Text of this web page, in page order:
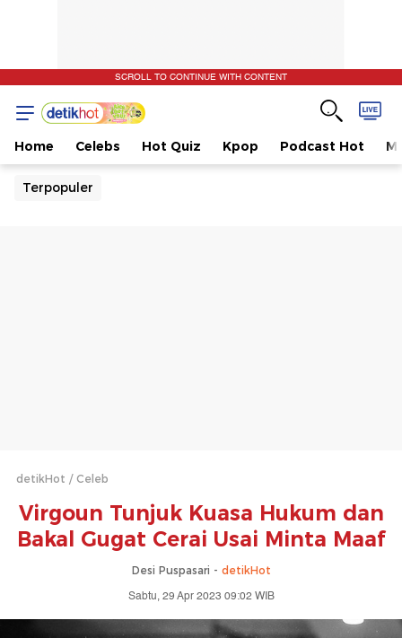
SCROLL TO CONTINUE WITH CONTENT
Home Celebs Hot Quiz Kpop Podcast Hot
Terpopuler
detikHot Celeb
Virgoun Tunjuk Kuasa Hukum dan
Bakal Gugat Cerai Usai Minta Maaf
Desi Puspasari - detikHot
Sabtu, 29 Apr 2023 09:02 WIB